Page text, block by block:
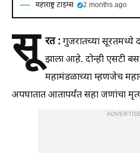
महाराष्ट्र टाइम्स 2 months ago
सू रत :गुजरातच्या सूरतमध्ये
झाला आहे. दोन्ही एसटी बस
महामंडळाच्या म्हणजेच
अपघातात आतापर्यंत सहा जणांचा